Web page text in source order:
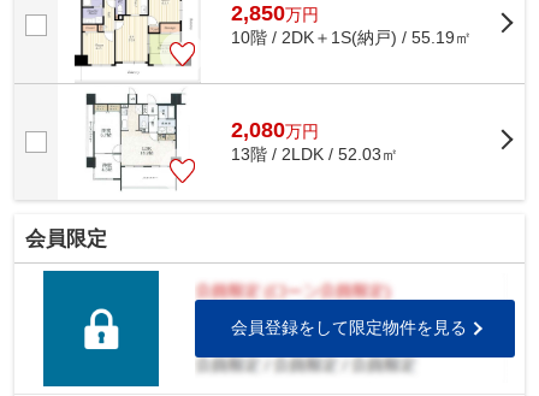
2,850万円
10階 / 2DK＋1S(納戸) / 55.19㎡
2,080万円
13階 / 2LDK / 52.03㎡
会員限定
会員登録をして限定物件を見る